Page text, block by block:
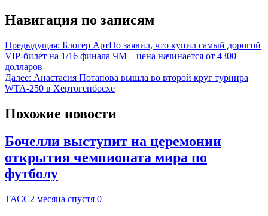
Навигация по записям
Предыдущая: Блогер АртПо заявил, что купил самый дорогой
VIP-билет на 1/16 финала ЧМ – цена начинается от 4300
долларов
Далее: Анастасия Потапова вышла во второй круг турнира
WTA-250 в Хертогенбосхе
Похожие новости
Бочелли выступит на церемонии
открытия чемпионата мира по
футболу
ТАСС2 месяца спустя 0